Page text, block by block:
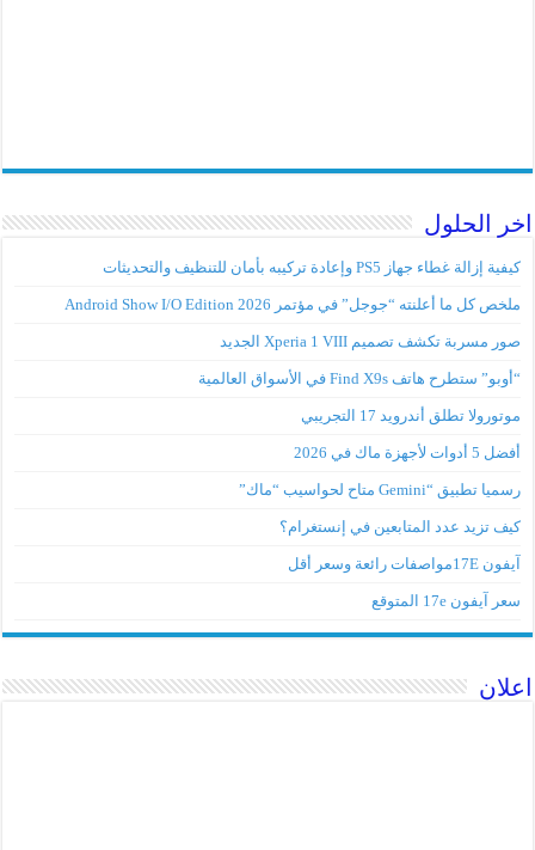
الحلول
كيفية إزالة غطاء جهاز PS5 وإعادة تركيبه بأمان للتنظيف والتحديثات
ملخص كل ما أعلنته “جوجل” في مؤتمر Android Show I/O Edition 2026
صور مسربة تكشف تصميم Xperia 1 VIII الجديد
“أوبو” ستطرح هاتف Find X9s في الأسواق العالمية
موتورولا تطلق أندرويد 17 التجريبي
أفضل 5 أدوات لأجهزة ماك في 2026
رسميا تطبيق “Gemini متاح لحواسيب “ماك”
كيف تزيد عدد المتابعين في إنستغرام؟
آيفون 17Eمواصفات رائعة وسعر أقل
سعر آيفون 17e المتوقع